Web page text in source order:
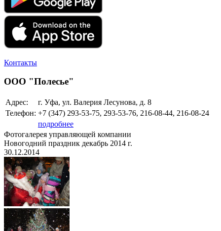
Контакты
ООО "Полесье"
Адрес:
г. Уфа, ул. Валерия Лесунова, д. 8
Телефон: +7 (347) 293-53-75, 293-53-76, 216-08-44, 216-08-24
подробнее
Фотогалерея управляющей компании
Новогодний праздник декабрь 2014 г.
30.12.2014